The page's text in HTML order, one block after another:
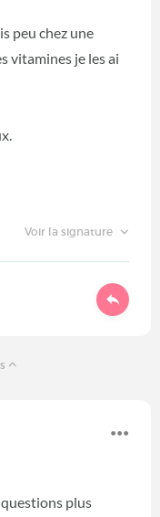
peu chez une
vitamines je les ai
Voir la signature
plus